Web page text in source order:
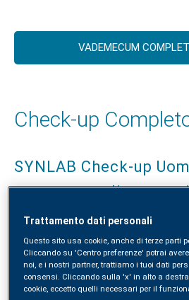
VADEMECUM
Check-up
SYNLAB Check-up
programma di
dedicato all’uomo,
monitorare lo stato di
benessere maschile.
Trattamento dati personali
Questo sito usa cookie, anche di terze parti
Cliccando su 'Centro preferenze' potrai
noi, e i nostri partner, trattiamo i tuoi dati
consensi. Cliccando sulla 'x' in alto a
cookie, eccetto quelli necessari per il